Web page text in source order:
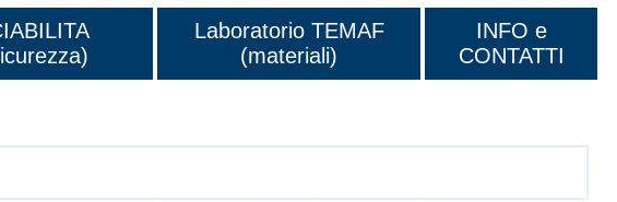
Laboratorio TEMAF
(materiali)
INFO e
CONTATTI